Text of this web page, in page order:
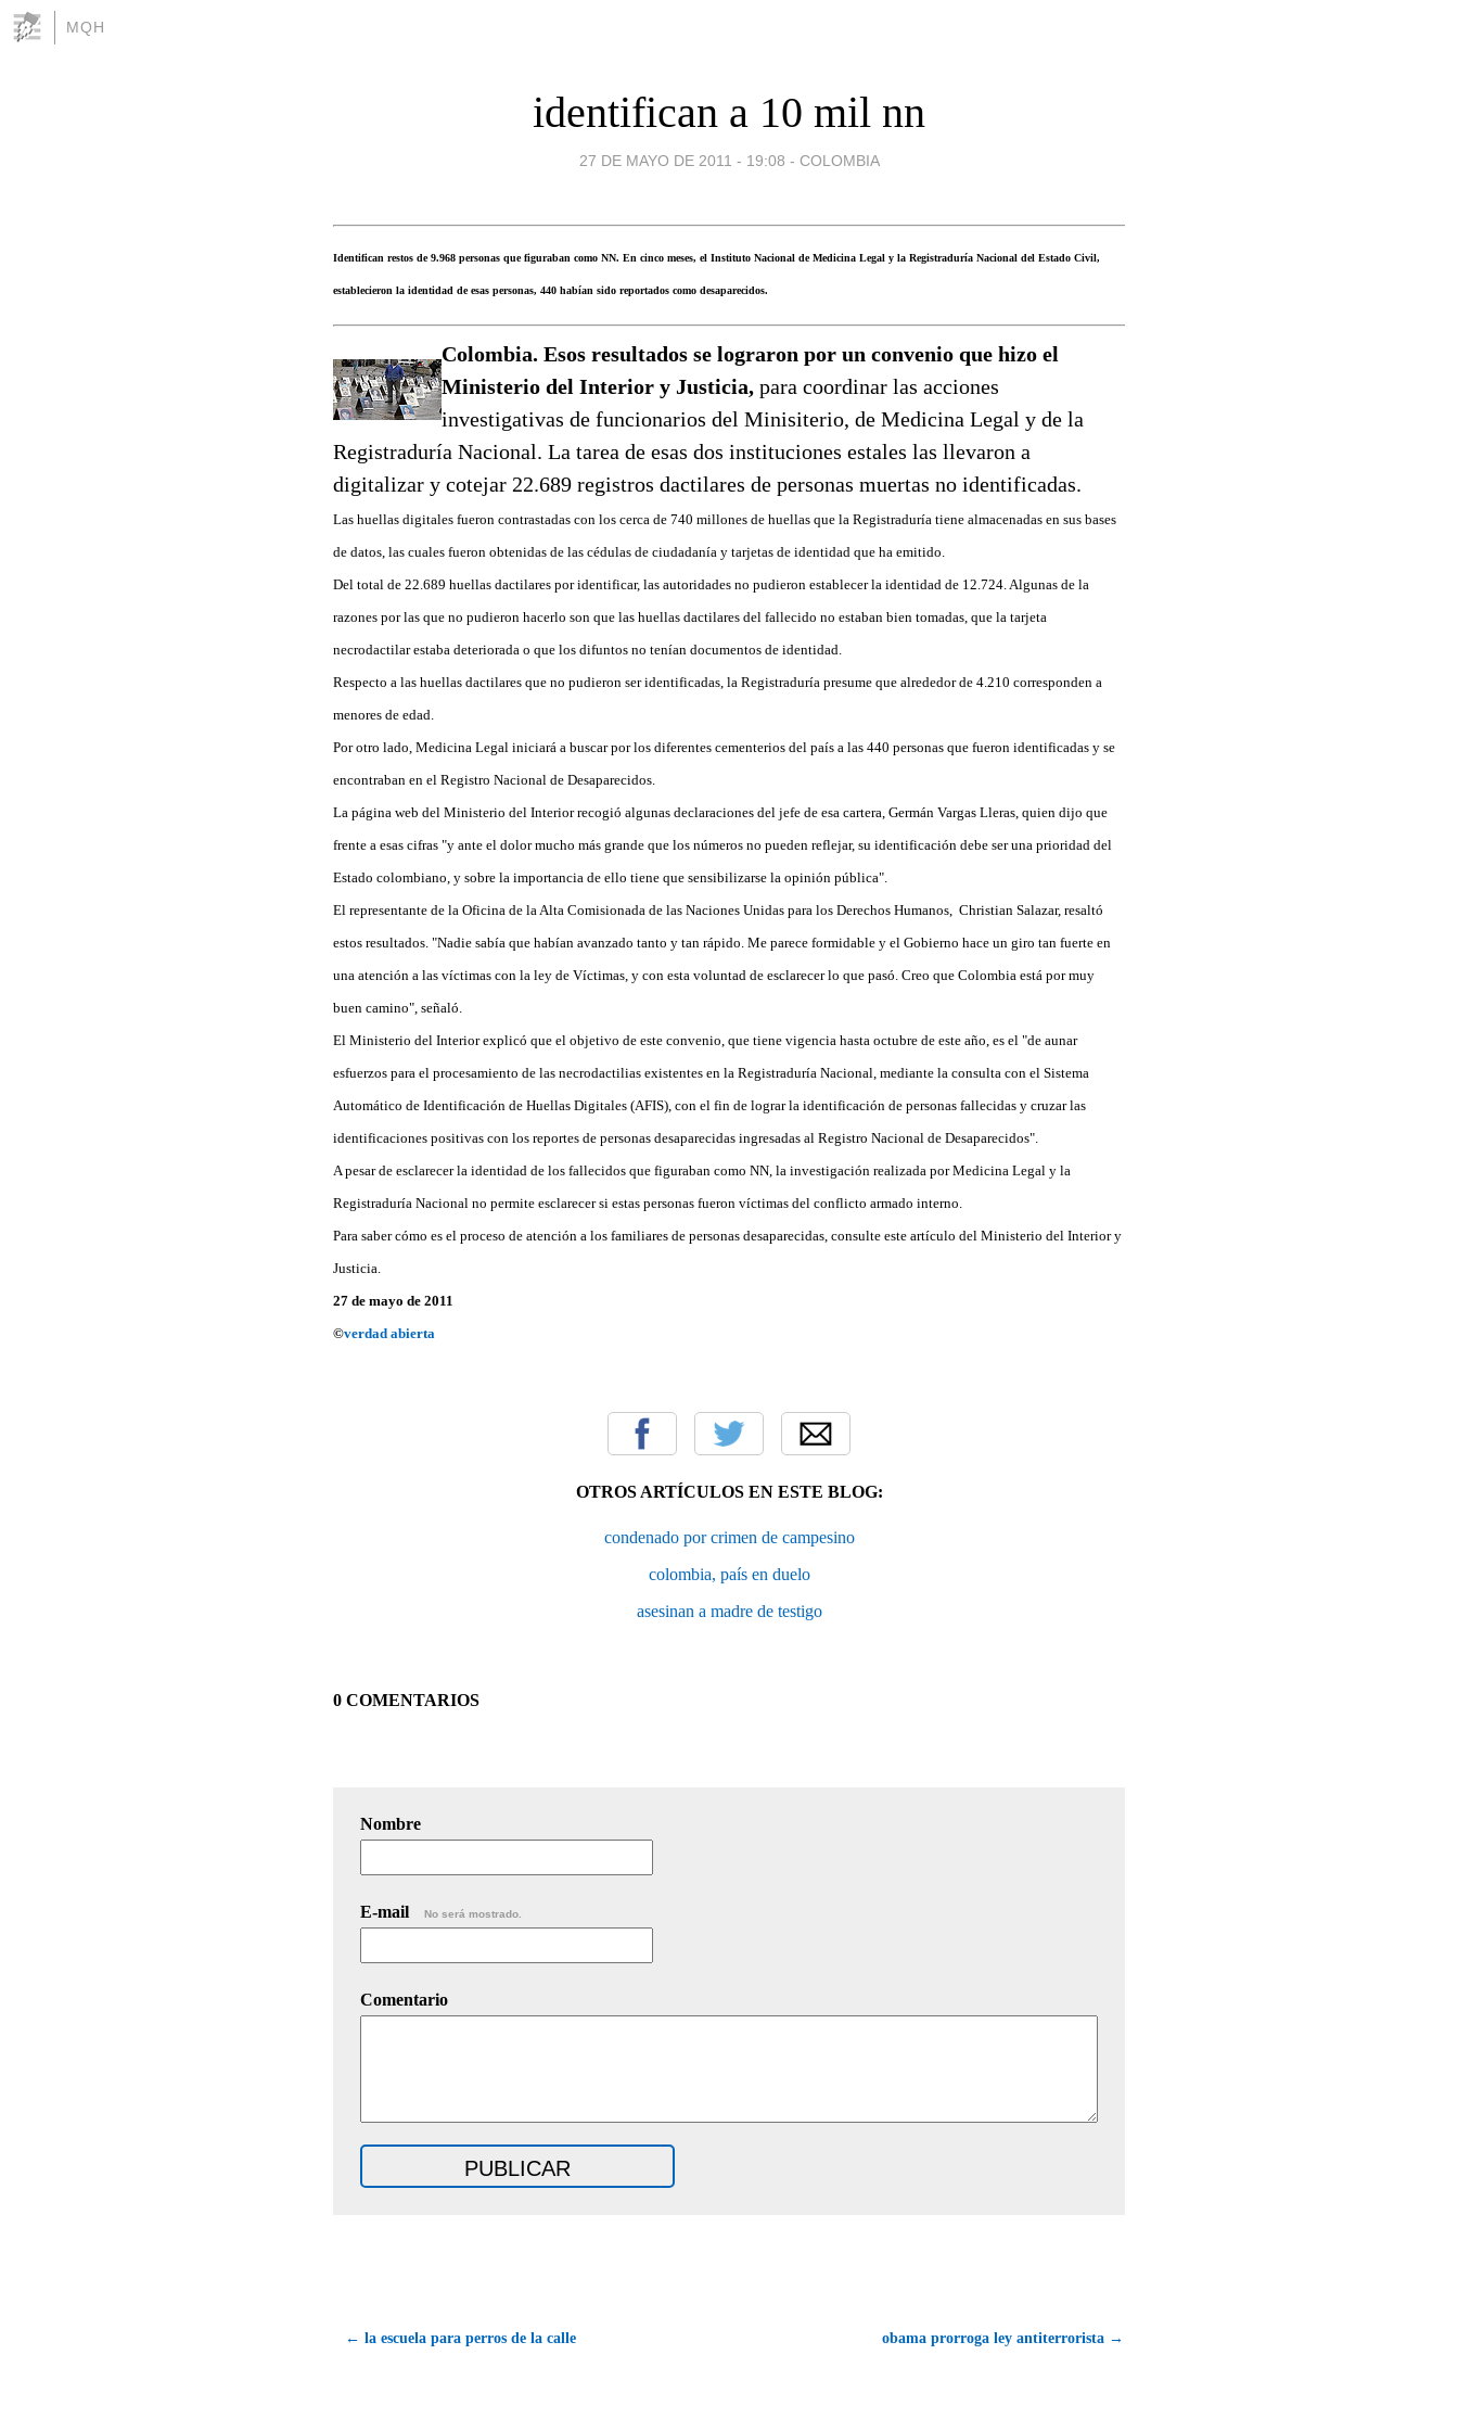
MQH
identifican a 10 mil nn
27 DE MAYO DE 2011 - 19:08 - COLOMBIA
Identifican restos de 9.968 personas que figuraban como NN. En cinco meses, el Instituto Nacional de Medicina Legal y la Registraduría Nacional del Estado Civil,
establecieron la identidad de esas personas, 440 habían sido reportados como desaparecidos.
Colombia. Esos resultados se lograron por un convenio que hizo el
Ministerio del Interior y Justicia, para coordinar las acciones
investigativas de funcionarios del Minisiterio, de Medicina Legal y de la
Registraduría Nacional. La tarea de esas dos instituciones estales las llevaron a
digitalizar y cotejar 22.689 registros dactilares de personas muertas no identificadas.
Las huellas digitales fueron contrastadas con los cerca de 740 millones de huellas que la Registraduría tiene almacenadas en sus bases
de datos, las cuales fueron obtenidas de las cédulas de ciudadanía y tarjetas de identidad que ha emitido.
Del total de 22.689 huellas dactilares por identificar, las autoridades no pudieron establecer la identidad de 12.724. Algunas de la
razones por las que no pudieron hacerlo son que las huellas dactilares del fallecido no estaban bien tomadas, que la tarjeta
necrodactilar estaba deteriorada o que los difuntos no tenían documentos de identidad.
Respecto a las huellas dactilares que no pudieron ser identificadas, la Registraduría presume que alrededor de 4.210 corresponden a
menores de edad.
Por otro lado, Medicina Legal iniciará a buscar por los diferentes cementerios del país a las 440 personas que fueron identificadas y se
encontraban en el Registro Nacional de Desaparecidos.
La página web del Ministerio del Interior recogió algunas declaraciones del jefe de esa cartera, Germán Vargas Lleras, quien dijo que
frente a esas cifras "y ante el dolor mucho más grande que los números no pueden reflejar, su identificación debe ser una prioridad del
Estado colombiano, y sobre la importancia de ello tiene que sensibilizarse la opinión pública".
El representante de la Oficina de la Alta Comisionada de las Naciones Unidas para los Derechos Humanos, Christian Salazar, resaltó
estos resultados. "Nadie sabía que habían avanzado tanto y tan rápido. Me parece formidable y el Gobierno hace un giro tan fuerte en
una atención a las víctimas con la ley de Víctimas, y con esta voluntad de esclarecer lo que pasó. Creo que Colombia está por muy
buen camino", señaló.
El Ministerio del Interior explicó que el objetivo de este convenio, que tiene vigencia hasta octubre de este año, es el "de aunar
esfuerzos para el procesamiento de las necrodactilias existentes en la Registraduría Nacional, mediante la consulta con el Sistema
Automático de Identificación de Huellas Digitales (AFIS), con el fin de lograr la identificación de personas fallecidas y cruzar las
identificaciones positivas con los reportes de personas desaparecidas ingresadas al Registro Nacional de Desaparecidos".
A pesar de esclarecer la identidad de los fallecidos que figuraban como NN, la investigación realizada por Medicina Legal y la
Registraduría Nacional no permite esclarecer si estas personas fueron víctimas del conflicto armado interno.
Para saber cómo es el proceso de atención a los familiares de personas desaparecidas, consulte este artículo del Ministerio del Interior y
Justicia.
27 de mayo de 2011
©verdad abierta
OTROS ARTÍCULOS EN ESTE BLOG:
condenado por crimen de campesino
colombia, país en duelo
asesinan a madre de testigo
0 COMENTARIOS
Nombre
E-mail No será mostrado.
Comentario
← la escuela para perros de la calle obama prorroga ley antiterrorista →